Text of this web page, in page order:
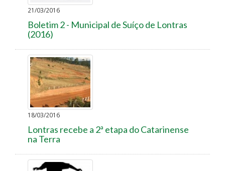
21/03/2016
Boletim 2 - Municipal de Suíço de Lontras
(2016)
18/03/2016
Lontras recebe a 2ª etapa do Catarinense
na Terra